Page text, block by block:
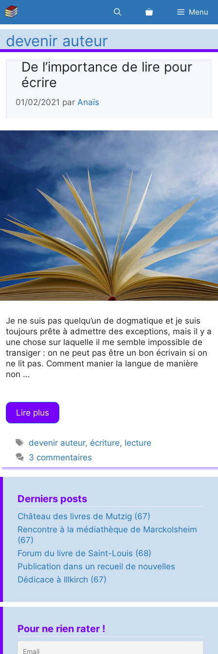
Aller
au
contenu
Menu
devenir auteur
De l’importance de lire pour
écrire
01/02/2021 par Anaïs
Je ne suis pas quelqu’un de dogmatique et je suis
toujours prête à admettre des exceptions, mais il y a
une chose sur laquelle il me semble impossible de
transiger : on ne peut pas être un bon écrivain si on
ne lit pas. Comment manier la langue de manière
non …
Lire plus
Étiquettes
devenir auteur, écriture, lecture
3 commentaires
Derniers posts
Château des livres de Mutzig (67)
Rencontre à la médiathèque de Marckolsheim
(67)
Forum du livre de Saint-Louis (68)
Publication dans un recueil de nouvelles
Dédicace à Illkirch (67)
Pour ne rien rater !